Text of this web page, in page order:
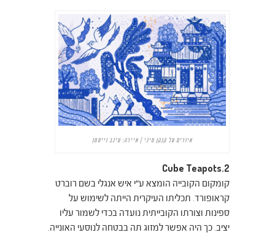
איורים על קנקן סיני | איירה: עינב וייסמן
2.Cube Teapots
קומקום הקובייה הומצא ע״י איש אנגלי בשם רוברט
קראופורד. תכליתו העיקרית הייתה לשימוש על
ספינות וצורתו הקובייתית נועדה בכדי לשמור עליו
יציב. כך היה אפשר למזוג תה בבטחה לנוסעי האונייה.